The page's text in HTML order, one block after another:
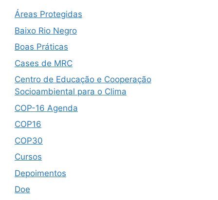
Áreas Protegidas
Baixo Rio Negro
Boas Práticas
Cases de MRC
Centro de Educação e Cooperação
Socioambiental para o Clima
COP-16 Agenda
COP16
COP30
Cursos
Depoimentos
Doe